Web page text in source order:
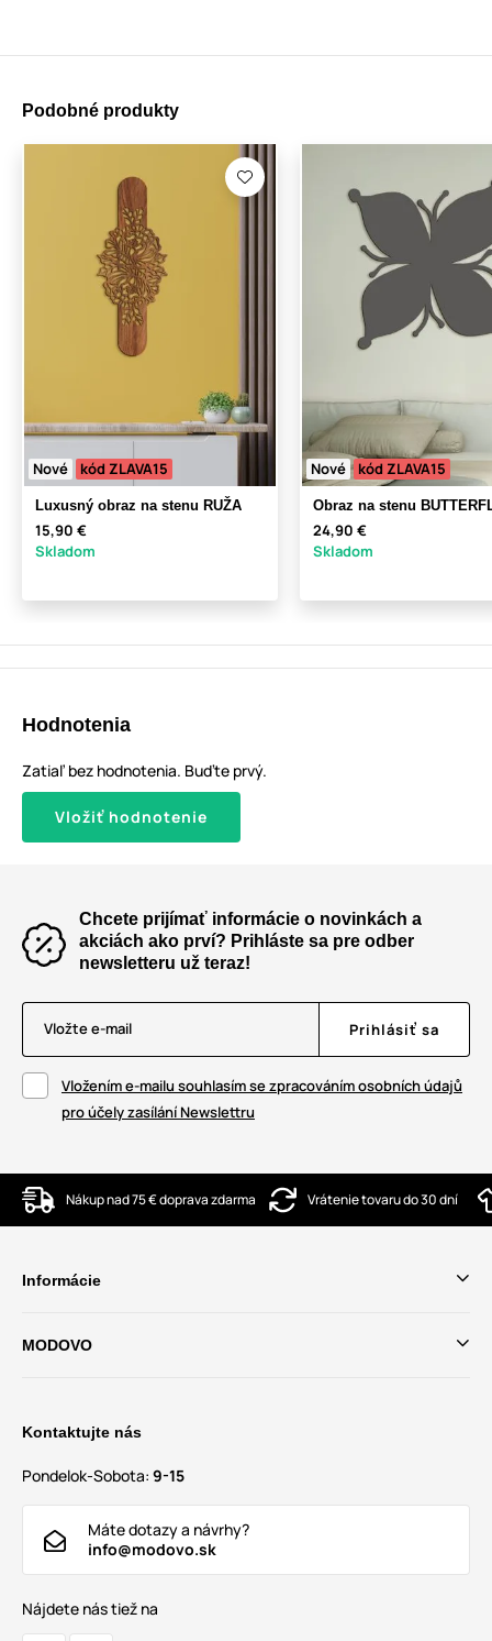
Podobné produkty
Nové kód ZLAVA15
Luxusný obraz na stenu RUŽA
15,90 €
Skladom
Nové kód ZLAVA15
Obraz na stenu
24,90 €
Skladom
Hodnotenia
Zatiaľ bez hodnotenia. Buďte prvý.
Vložiť hodnotenie
Chcete prijímať informácie o novinkách a
akciách ako prví? Prihláste sa pre odber
newsletteru už teraz!
Vložte e-mail Prihlásiť sa
Vložením e-mailu souhlasím se zpracováním osobních údajů
pro účely zasílání Newslettru
Nákup nad 75 € doprava zdarma Vrátenie tovaru do 30 dní
Informácie
MODOVO
Kontaktujte nás
Pondelok-Sobota: 9-15
Máte dotazy a návrhy?
info@modovo.sk
Nájdete nás tiež na